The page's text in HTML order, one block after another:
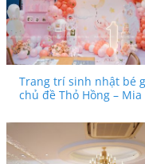
Trang trí sinh nhật bé
chủ đề Thỏ Hồng – Mia